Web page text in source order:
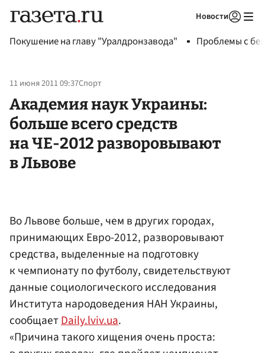
Новости
Покушение на главу "Уралдронзавода" Проблемы с
11 июня 2011 09:37Спорт
Академия наук Украины:
больше всего средств
на ЧЕ-2012 разворовывают
в Львове
Во Львове больше, чем в других городах,
принимающих Евро-2012, разворовывают
средства, выделенные на подготовку
к чемпионату по футболу, свидетельствуют
данные социологического исследования
Института народоведения НАН Украины,
сообщаетDaily.lviv.ua.
«Причина такого хищения очень проста: